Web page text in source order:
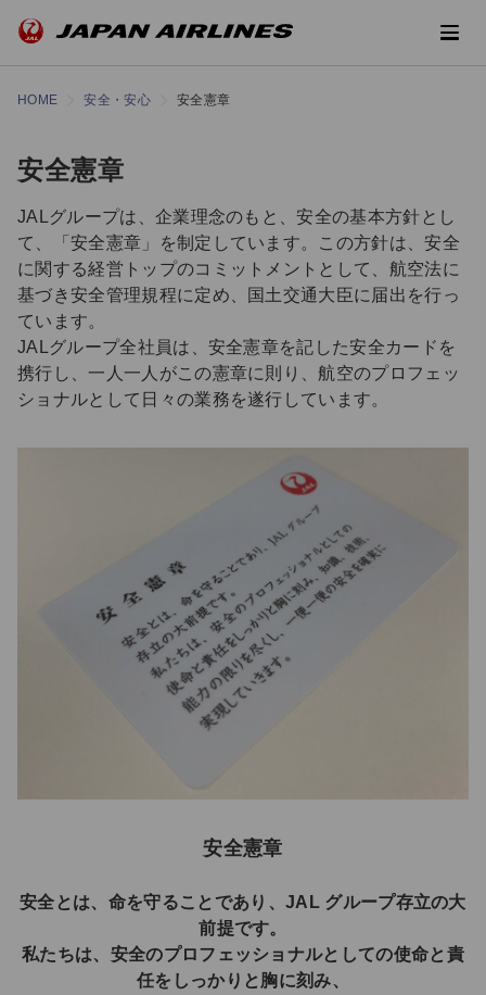
HOME 安全・安心 安全憲章
安全憲章
JALグループは、企業理念のもと、安全の基本方針とし
て、「安全憲章」を制定しています。この方針は、安全
に関する経営トップのコミットメントとして、航空法に
基づき安全管理規程に定め、国土交通大臣に届出を行っ
ています。
JALグループ全社員は、安全憲章を記した安全カードを
携行し、一人一人がこの憲章に則り、航空のプロフェッ
ショナルとして日々の業務を遂行しています。
安全憲章
安全とは、命を守ることであり、JAL グループ存立の大
前提です。
私たちは、安全のプロフェッショナルとしての使命と責
任をしっかりと胸に刻み、